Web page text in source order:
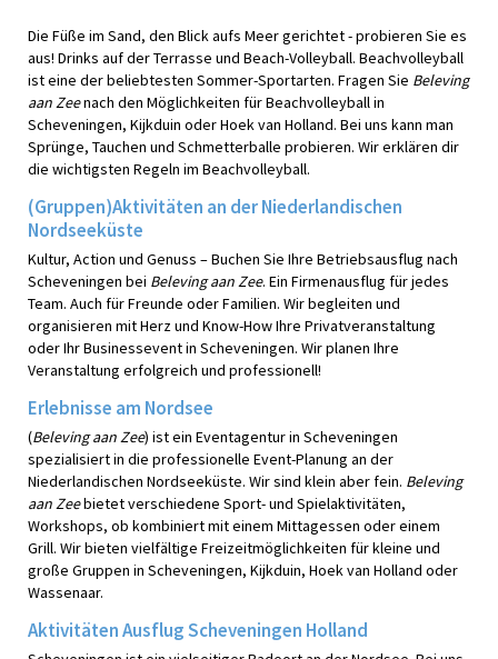
Die Füße im Sand, den Blick aufs Meer gerichtet - probieren Sie es
aus! Drinks auf der Terrasse und Beach-Volleyball. Beachvolleyball
ist eine der beliebtesten Sommer-Sportarten. Fragen Sie Beleving
aan Zeenach den Möglichkeiten für Beachvolleyball in
Scheveningen, Kijkduin oder Hoek van Holland. Bei uns kann man
Sprünge, Tauchen und Schmetterballe probieren. Wir erklären dir
die wichtigsten Regeln im Beachvolleyball.
(Gruppen)Aktivitäten an der Niederlandischen
Nordseeküste
Kultur, Action und Genuss – Buchen Sie Ihre Betriebsausflug nach
Scheveningen bei Beleving aan Zee. Ein Firmenausflug für jedes
Team. Auch für Freunde oder Familien. Wir begleiten und
organisieren mit Herz und Know-How Ihre Privatveranstaltung
oder Ihr Businessevent in Scheveningen. Wir planen Ihre
Veranstaltung erfolgreich und professionell!
Erlebnisse am Nordsee
(Beleving aan Zee) ist ein Eventagentur in Scheveningen
spezialisiert in die professionelle Event-Planung an der
Niederlandischen Nordseeküste. Wir sind klein aber fein. Beleving
aan Zeebietet verschiedene Sport- und Spielaktivitäten,
Workshops, ob kombiniert mit einem Mittagessen oder einem
Grill. Wir bieten vielfältige Freizeitmöglichkeiten für kleine und
große Gruppen in Scheveningen, Kijkduin, Hoek van Holland oder
Wassenaar.
Aktivitäten Ausflug Scheveningen Holland